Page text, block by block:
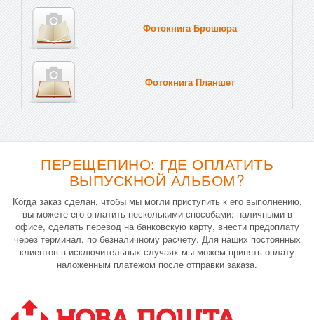
Фотокнига Брошюра
Фотокнига Планшет
ПЕРЕЩЕПИНО: ГДЕ ОПЛАТИТЬ
ВЫПУСКНОЙ АЛЬБОМ?
Когда заказ сделан, чтобы мы могли приступить к его выполнению,
вы можете его оплатить несколькими способами: наличными в
офисе, сделать перевод на банковскую карту, внести предоплату
через терминал, по безналичному расчету. Для наших постоянных
клиентов в исключительных случаях мы можем принять оплату
наложенным платежом после отправки заказа.